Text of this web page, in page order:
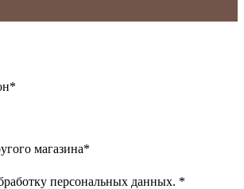
*
магазина*
персональных данных. *